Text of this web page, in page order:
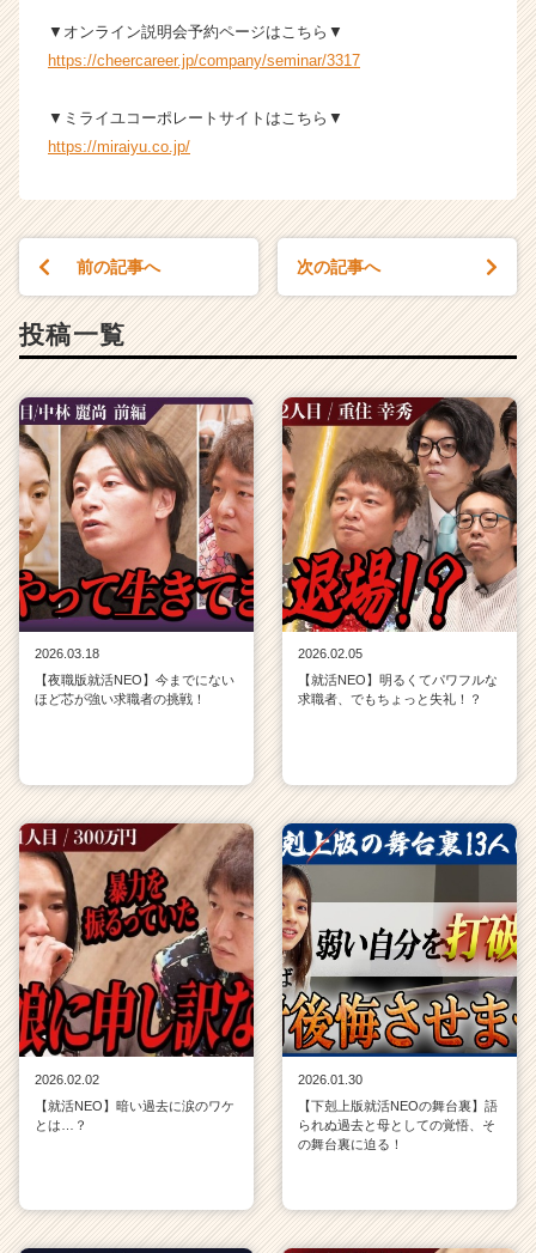
▼オンライン説明会予約ページはこちら▼
https://cheercareer.jp/company/seminar/3317
▼ミライユコーポレートサイトはこちら▼
https://miraiyu.co.jp/
前の記事へ 次の記事へ
投稿一覧
2026.03.18
【夜職版就活NEO】今までにない
ほど芯が強い求職者の挑戦！
2026.02.05
【就活NEO】明るくてパワフルな
求職者、でもちょっと失礼！？
2026.02.02
【就活NEO】暗い過去に涙のワケ
とは…？
2026.01.30
【下剋上版就活NEOの舞台裏】語
られぬ過去と母としての覚悟、そ
の舞台裏に迫る！